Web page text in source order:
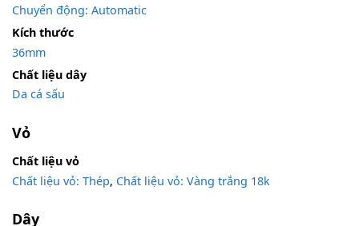
Chuyển động: Automatic
Kích thước
36mm
Chất liệu dây
Da cá sấu
Vỏ
Chất liệu vỏ
Chất liệu vỏ: Thép, Chất liệu vỏ: Vàng trắng 18k
Dây